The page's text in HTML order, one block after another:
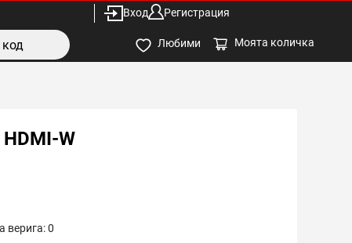
Вход Регистрация
Любими Моята количка
W
верига:0